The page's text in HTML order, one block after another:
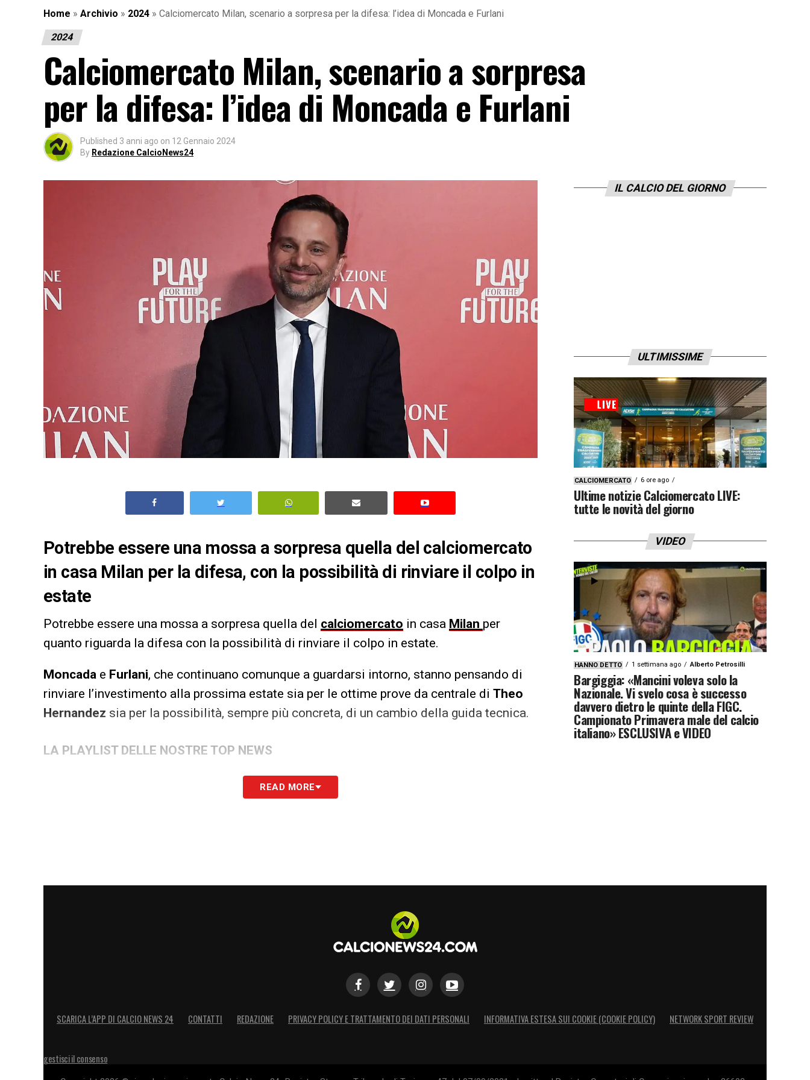
Home » Archivio » 2024 » Calciomercato Milan, scenario a sorpresa per la difesa: l’idea di Moncada e Furlani
2024
Calciomercato Milan, scenario a sorpresa
per la difesa: l’idea di Moncada e Furlani
Published 3 anni ago on 12 Gennaio 2024
By Redazione CalcioNews24
Potrebbe essere una mossa a sorpresa quella del calciomercato
in casa Milan per la difesa, con la possibilità di rinviare il colpo in
estate
Potrebbe essere una mossa a sorpresa quella del calciomercato in casa Milan per
quanto riguarda la difesa con la possibilità di rinviare il colpo in estate.
Moncada e Furlani, che continuano comunque a guardarsi intorno, stanno pensando di
rinviare l’investimento alla prossima estate sia per le ottime prove da centrale di Theo
Hernandez sia per la possibilità, sempre più concreta, di un cambio della guida tecnica.
LA PLAYLIST DELLE NOSTRE TOP NEWS
READ MORE
IL CALCIO DEL GIORNO
ULTIMISSIME
CALCIOMERCATO 6 ore ago
Ultime notizie Calciomercato LIVE:
tutte le novità del giorno
VIDEO
HANNO DETTO 1 settimana ago Alberto Petrosilli
Bargiggia: «Mancini voleva solo la
Nazionale. Vi svelo cosa è successo
davvero dietro le quinte della FIGC.
Campionato Primavera male del calcio
italiano» ESCLUSIVA e VIDEO
SCARICA L’APP DI CALCIO NEWS 24 CONTATTI REDAZIONE PRIVACY POLICY E TRATTAMENTO DEI DATI PERSONALI INFORMATIVA ESTESA SUI COOKIE (COOKIE POLICY) NETWORK SPORT REVIEW
gestisci il consenso